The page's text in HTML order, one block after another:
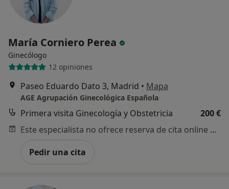
María Corniero Perea
Ginecólogo
12 opiniones
Paseo Eduardo Dato 3, Madrid • Mapa
AGE Agrupación Ginecológica Española
Primera visita Ginecología y Obstetricia
200 €
Este especialista no ofrece reserva de cita online en esta dirección.
Pedir una cita